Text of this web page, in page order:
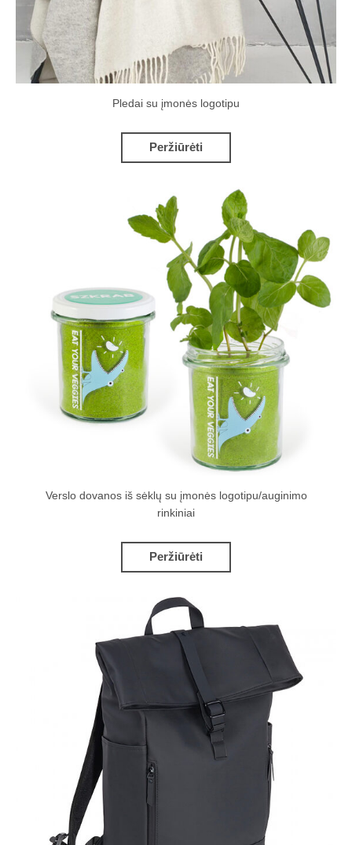
Pledai su įmonės logotipu
Peržiūrėti
Verslo dovanos iš sėklų su įmonės logotipu/auginimo
rinkiniai
Peržiūrėti